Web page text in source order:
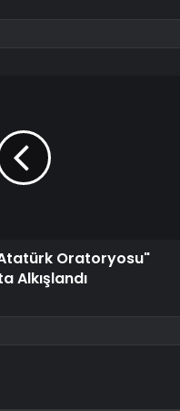
Oratoryosu"
Alkışlandı